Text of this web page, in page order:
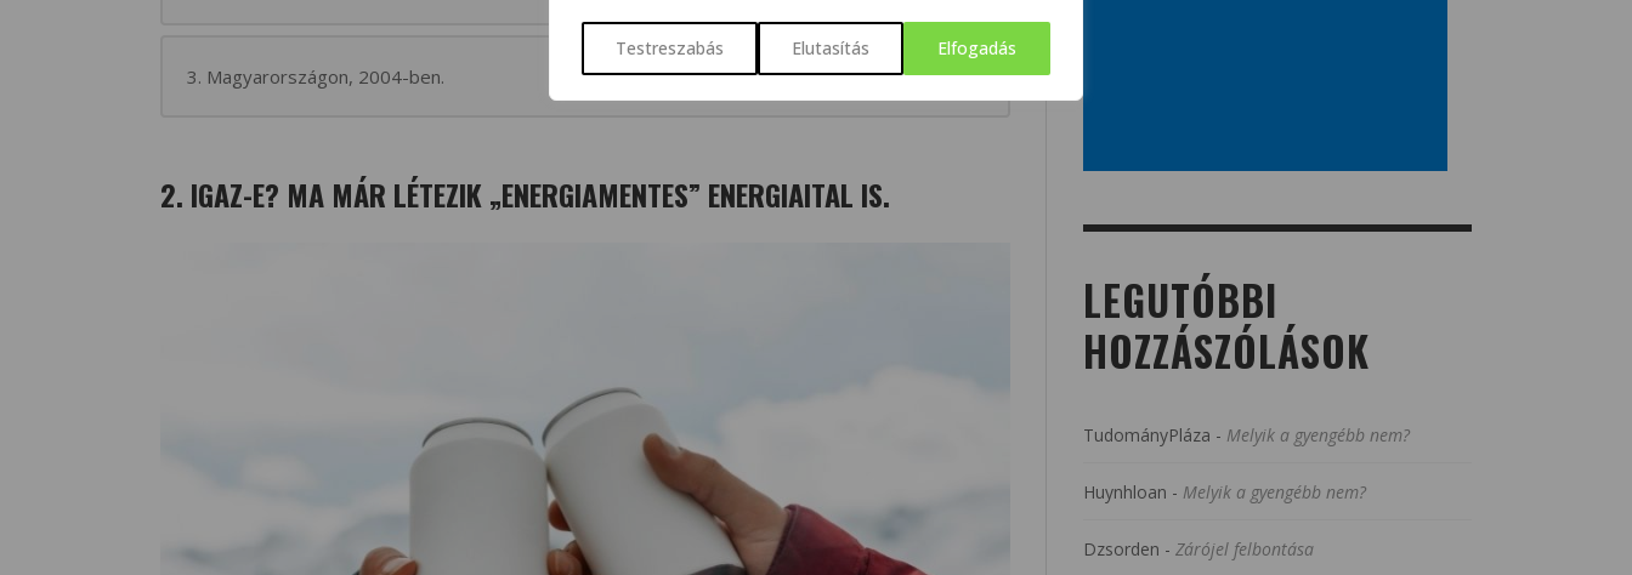
Testreszabás Elutasítás Elfogadás
3. Magyarországon, 2004-ben.
2. IGAZ-E? MA MÁR LÉTEZIK „ENERGIAMENTES” ENERGIAITAL IS.
LEGUTÓBBI
HOZZÁSZÓLÁSOK
TudományPláza - Melyik a gyengébb nem?
Huynhloan - Melyik a gyengébb nem?
Dzsorden - Zárójel felbontása